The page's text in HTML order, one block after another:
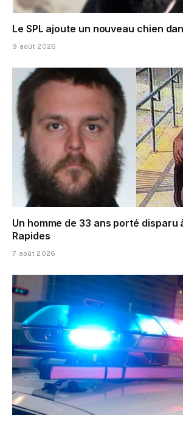
Le SPL ajoute un nouveau chien
9 août 2026
Un homme de 33 ans porté disparu
Rapides
7 août 2026